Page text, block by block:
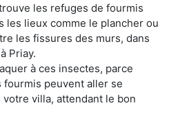
les refuges de fourmis
les lieux comme le plancher ou
les fissures des murs, dans
Priay.
à ces insectes, parce
peuvent aller se
villa, attendant le bon